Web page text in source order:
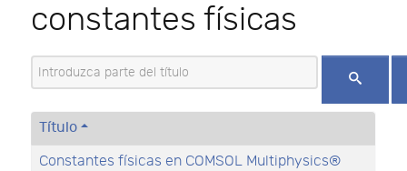
constantes físicas
Introduzca parte del título
Título
Constantes físicas en COMSOL Multiphysics®